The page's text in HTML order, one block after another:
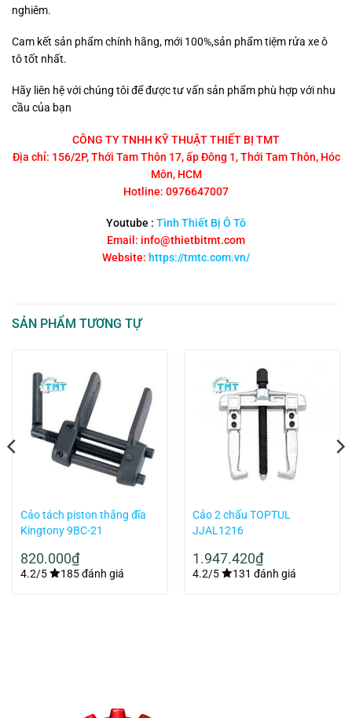
nghiêm.
Cam kết sản phẩm chính hãng, mới 100%,sản phẩm tiệm rửa xe ô
tô tốt nhất.
Hãy liên hệ với chúng tôi để được tư vấn sản phẩm phù hợp với nhu
cầu của bạn
CÔNG TY TNHH KỸ THUẬT THIẾT BỊ TMT
Địa chỉ: 156/2P, Thới Tam Thôn 17, ấp Đông 1, Thới Tam Thôn, Hóc
Môn, HCM
Hotline: 0976647007
Youtube : Tình Thiết Bị Ô Tô
Email: info@thietbitmt.com
Website: https://tmtc.com.vn/
SẢN PHẨM TƯƠNG TỰ
Cảo tách piston thắng đĩa
Kingtony 9BC-21
820.000₫
4.2/5 185 đánh giá
Cảo 2 chấu TOPTUL
JJAL1216
1.947.420₫
4.2/5 131 đánh giá